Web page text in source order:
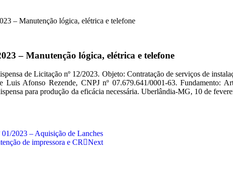
– Manutenção lógica, elétrica e telefone
– Manutenção lógica, elétrica e telefone
de Licitação nº 12/2023. Objeto: Contratação de serviços de
Afonso Rezende, CNPJ nº 07.679.641/0001-63. Fundamento:
para produção da eficácia necessária. Uberlândia-MG, 10 de
2023 – Aquisição de Lanches
de impressora e CR Next